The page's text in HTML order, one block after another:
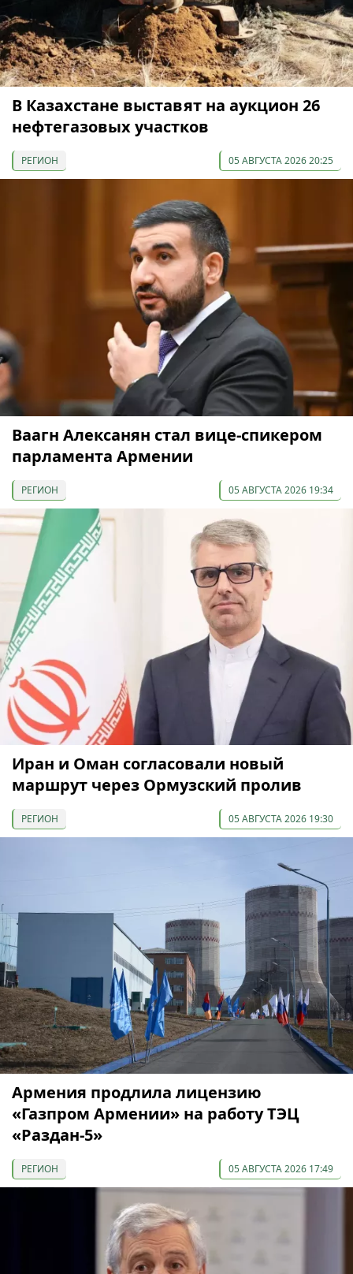
В Казахстане выставят на аукцион 26
нефтегазовых участков
РЕГИОН 05 АВГУСТА 2026 20:25
Ваагн Алексанян стал вице-спикером
парламента Армении
РЕГИОН 05 АВГУСТА 2026 19:34
Иран и Оман согласовали новый
маршрут через Ормузский пролив
РЕГИОН 05 АВГУСТА 2026 19:30
Армения продлила лицензию
«Газпром Армении» на работу ТЭЦ
«Раздан-5»
РЕГИОН 05 АВГУСТА 2026 17:49